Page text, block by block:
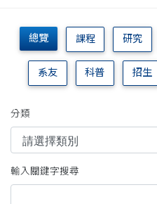
總覽 課程 研究
系友 科普 招生
分類
輸入關鍵字搜尋